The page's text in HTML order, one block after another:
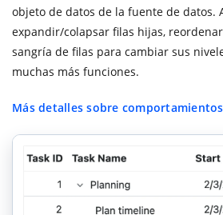
objeto de datos de la fuente de datos.
expandir/colapsar filas hijas,
sangría de filas para cambiar sus
muchas más funciones.
Más detalles sobre